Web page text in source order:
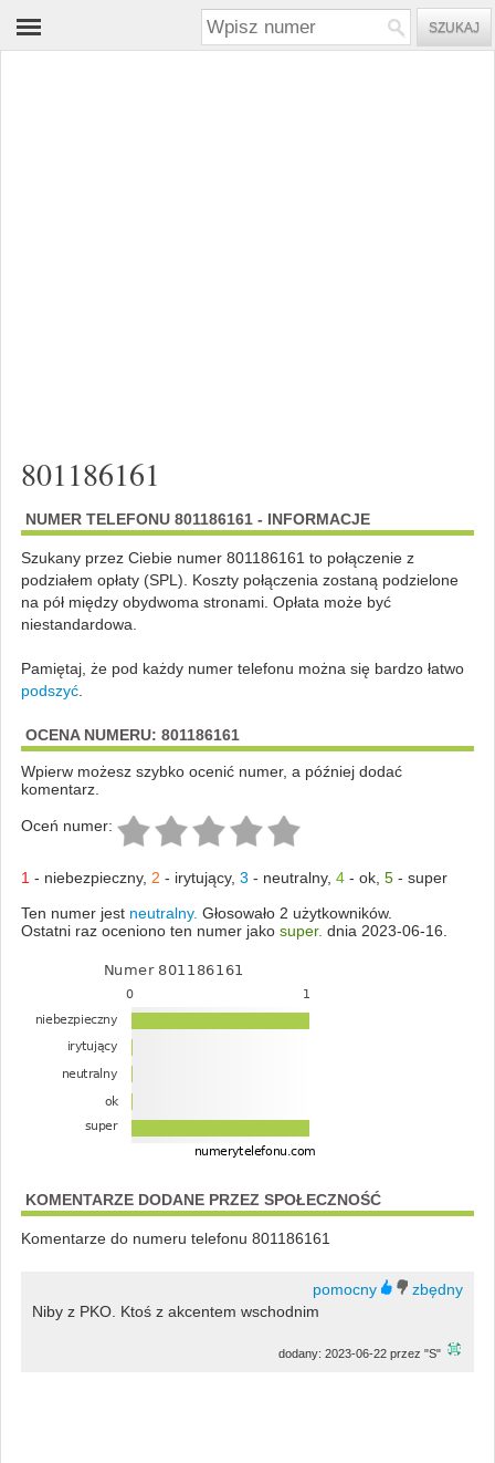
801186161
NUMER TELEFONU 801186161 - INFORMACJE
Szukany przez Ciebie numer 801186161 to połączenie z
podziałem opłaty (SPL). Koszty połączenia zostaną podzielone
na pół między obydwoma stronami. Opłata może być
niestandardowa.
Pamiętaj, że pod każdy numer telefonu można się bardzo łatwo
podszyć.
OCENA NUMERU: 801186161
Wpierw możesz szybko ocenić numer, a później dodać
komentarz.
Oceń numer:
1 - niebezpieczny, 2 - irytujący, 3 - neutralny, 4- ok, 5- super
Ten numer jest neutralny. Głosowało 2 użytkowników.
Ostatni raz oceniono ten numer jako super. dnia 2023-06-16.
KOMENTARZE DODANE PRZEZ SPOŁECZNOŚĆ
Komentarze do numeru telefonu 801186161
Niby z PKO. Ktoś z akcentem wschodnim
dodany: 2023-06-22 przez "S"